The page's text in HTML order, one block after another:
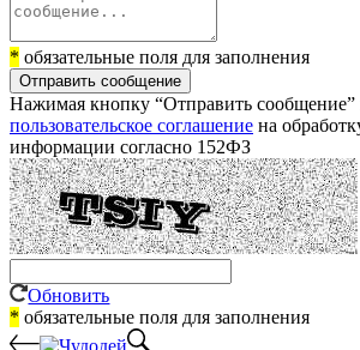
* обязательные поля для заполнения
Отправить сообщение
Нажимая кнопку “Отправить
пользовательское соглашение на
информации согласно 152ФЗ
Обновить
* обязательные поля для заполнения